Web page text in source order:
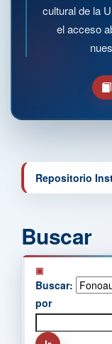
cultural de la
el acceso
Repositorio
Buscar
Buscar:
por